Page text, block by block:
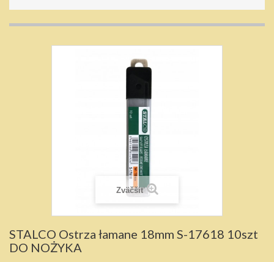
Zväčšiť
STALCO Ostrza łamane 18mm S-17618 10szt
DO NOŻYKA